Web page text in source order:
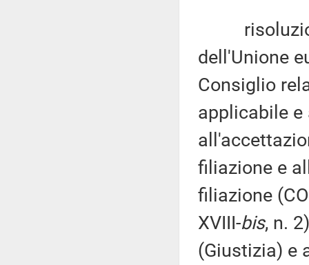
dell'Unione
Consiglio
applicabile
filiazione e
filiazione
XVIII-bis, n.
(Giustizia) e